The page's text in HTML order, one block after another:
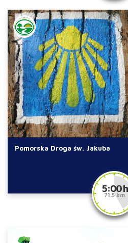
Pomorska Droga św. Jakuba
5:00 h
71.5 km